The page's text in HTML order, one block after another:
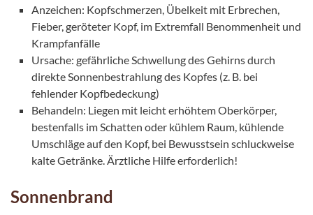
Anzeichen: Kopfschmerzen, Übelkeit mit Erbrechen,
Fieber, geröteter Kopf, im Extremfall Benommenheit und
Krampfanfälle
Ursache: gefährliche Schwellung des Gehirns durch
direkte Sonnenbestrahlung des Kopfes (z. B. bei
fehlender Kopfbedeckung)
Behandeln: Liegen mit leicht erhöhtem Oberkörper,
bestenfalls im Schatten oder kühlem Raum, kühlende
Umschläge auf den Kopf, bei Bewusstsein schluckweise
kalte Getränke. Ärztliche Hilfe erforderlich!
Sonnenbrand